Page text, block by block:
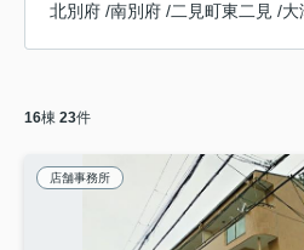
北別府 /南別府 /二見町東二見 /大
16棟 23件
店舗事務所